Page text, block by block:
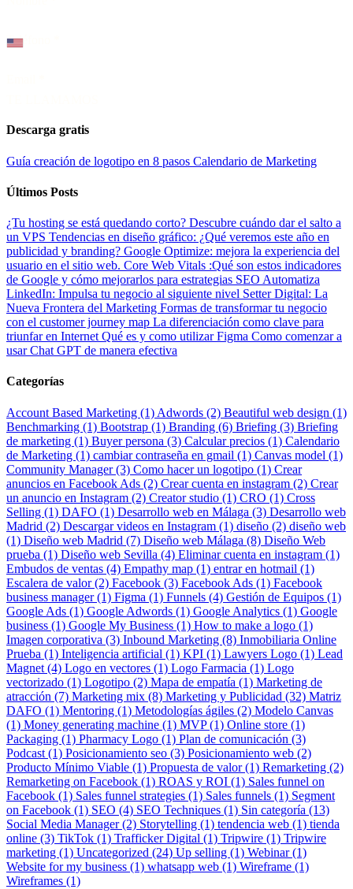
Teléfono
Descarga gratis
Guía creación de logotipo en 8 pasos Calendario de Marketing
Últimos Posts
¿Tu hosting se está quedando corto? Descubre cuándo dar el salto a
un VPS Tendencias en diseño gráfico: ¿Qué veremos este año en
publicidad y branding? Google Optimize: mejora la experiencia del
usuario en el sitio web. Core Web Vitals :Qué son estos indicadores
de Google y cómo mejorarlos para estrategias SEO Automatiza
LinkedIn: Impulsa tu negocio al siguiente nivel Setter Digital: La
Nueva Frontera del Marketing Formas de transformar tu negocio
con el customer journey map La diferenciación como clave para
triunfar en Internet Qué es y como utilizar Figma Como comenzar a
usar Chat GPT de manera efectiva
Categorías
Account Based Marketing (1) Adwords (2) Beautiful web design (1)
Benchmarking (1) Bootstrap (1) Branding (6) Briefing (3) Briefing
de marketing (1) Buyer persona (3) Calcular precios (1) Calendario
de Marketing (1) cambiar contraseña en gmail (1) Canvas model (1)
Community Manager (3) Como hacer un logotipo (1) Crear
anuncios en Facebook Ads (2) Crear cuenta en instagram (2) Crear
un anuncio en Instagram (2) Creator studio (1) CRO (1) Cross
Selling (1) DAFO (1) Desarrollo web en Málaga (3) Desarrollo web
Madrid (2) Descargar videos en Instagram (1) diseño (2) diseño web
(1) Diseño web Madrid (7) Diseño web Málaga (8) Diseño Web
prueba (1) Diseño web Sevilla (4) Eliminar cuenta en instagram (1)
Embudos de ventas (4) Empathy map (1) entrar en hotmail (1)
Escalera de valor (2) Facebook (3) Facebook Ads (1) Facebook
business manager (1) Figma (1) Funnels (4) Gestión de Equipos (1)
Google Ads (1) Google Adwords (1) Google Analytics (1) Google
business (1) Google My Business (1) How to make a logo (1)
Imagen corporativa (3) Inbound Marketing (8) Inmobiliaria Online
Prueba (1) Inteligencia artificial (1) KPI (1) Lawyers Logo (1) Lead
Magnet (4) Logo en vectores (1) Logo Farmacia (1) Logo
vectorizado (1) Logotipo (2) Mapa de empatía (1) Marketing de
atracción (7) Marketing mix (8) Marketing y Publicidad (32) Matriz
DAFO (1) Mentoring (1) Metodologías ágiles (2) Modelo Canvas
(1) Money generating machine (1) MVP (1) Online store (1)
Packaging (1) Pharmacy Logo (1) Plan de comunicación (3)
Podcast (1) Posicionamiento seo (3) Posicionamiento web (2)
Producto Mínimo Viable (1) Propuesta de valor (1) Remarketing (2)
Remarketing on Facebook (1) ROAS y ROI (1) Sales funnel on
Facebook (1) Sales funnel strategies (1) Sales funnels (1) Segment
on Facebook (1) SEO (4) SEO Techniques (1) Sin categoría (13)
Social Media Manager (2) Storytelling (1) tendencia web (1) tienda
online (3) TikTok (1) Trafficker Digital (1) Tripwire (1) Tripwire
marketing (1) Uncategorized (24) Up selling (1) Webinar (1)
Website for my business (1) whatsapp web (1) Wireframe (1)
Wireframes (1)